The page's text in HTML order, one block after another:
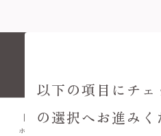
ホーム
以下の項目にチ
の選択へお進みく